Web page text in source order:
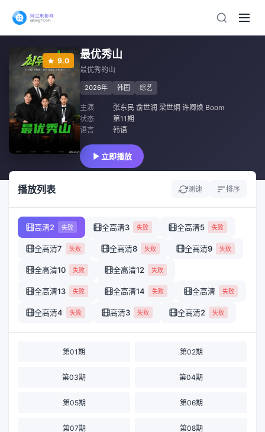
9.0
最优秀山
最优秀的山
2026年 韩国 综艺
主演
张东民 俞世润 梁世炯 许卿焕 Boom
状态
第11期
语言
韩语
立即播放
播放列表 测速 排序
高清2 失败 全高清3 失败 全高清5 失败
全高清7 失败 全高清8 失败 全高清9 失败
全高清10 失败 全高清12 失败
全高清13 失败 全高清14 失败 全高清 失败
全高清4 失败 高清3 失败 全高清2 失败
第01期 第02期
第03期 第04期
第05期 第06期
第07期 第08期